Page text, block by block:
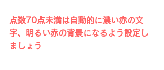
点数70点未満は自動的に濃い赤の文
字、明るい赤の背景になるよう設定し
ましょう